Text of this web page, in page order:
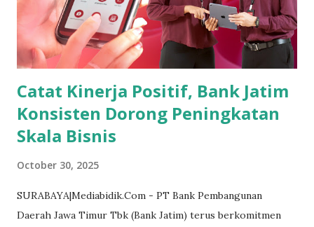
(31/10/2025). Kita sudah kordinasi dan beberapa titik
sudah terlalui, cuma ya memang jatah kita untuk bangunan
bawah ini sempat terganggu, "Nunggu proses mer...
Catat Kinerja Positif, Bank Jatim
Konsisten Dorong Peningkatan
Skala Bisnis
October 30, 2025
SURABAYA|Mediabidik.Com - PT Bank Pembangunan
Daerah Jawa Timur Tbk (Bank Jatim) terus berkomitmen